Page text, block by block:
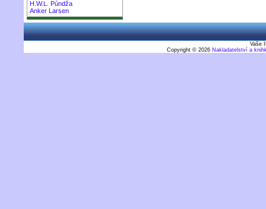
H.W.L. Púndža
Anker Larsen
Vaše
Copyright © 2026 Nakladatelství a